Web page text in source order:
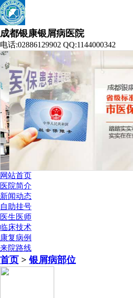
成都银康银屑病医院
电话:02886129902 QQ:1144000342
网站首页
医院简介
新闻动态
自助挂号
医生医师
临床技术
康复病例
来院路线
首页 >银屑病部位